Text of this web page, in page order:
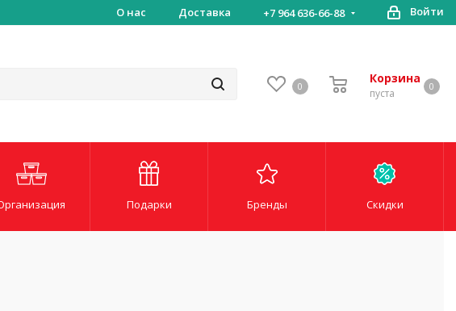
и надежная доставкаО нас Доставка +7 964 636-66-88 Войти
0
Корзина
пуста
0
Подарки Бренды Скидки